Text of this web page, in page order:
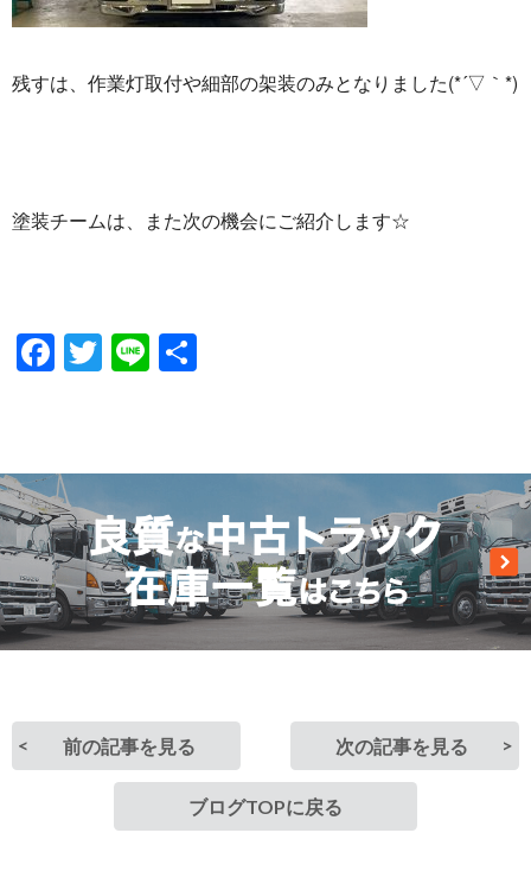
残すは、作業灯取付や細部の架装のみとなりました(*´▽｀*)
塗装チームは、また次の機会にご紹介します☆
Facebook
Twitter
Line
前の記事を見る 次の記事を見る
ブログTOPに戻る